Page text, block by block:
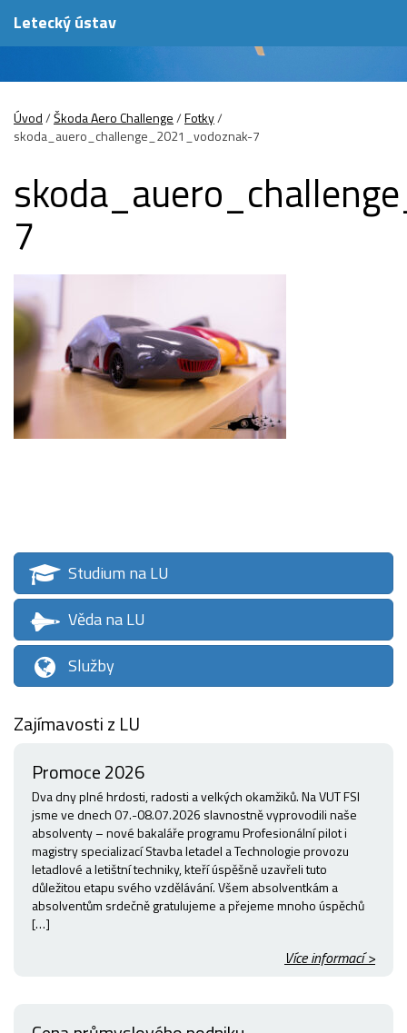
Letecký ústav
Úvod/Škoda Aero Challenge/Fotky/
skoda_auero_challenge_2021_vodoznak-7
7
Studium na LU
Věda na LU
Služby
Zajímavosti z LU
Promoce 2026
Dva dny plné hrdosti, radosti a velkých okamžiků. Na VUT FSI
jsme ve dnech 07.-08.07.2026 slavnostně vyprovodili naše
absolventy – nové bakaláře programu Profesionální pilot i
magistry specializací Stavba letadel a Technologie provozu
letadlové a letištní techniky, kteří úspěšně uzavřeli tuto
důležitou etapu svého vzdělávání. Všem absolventkám a
absolventům srdečně gratulujeme a přejeme mnoho úspěchů
[…]
Více informací >